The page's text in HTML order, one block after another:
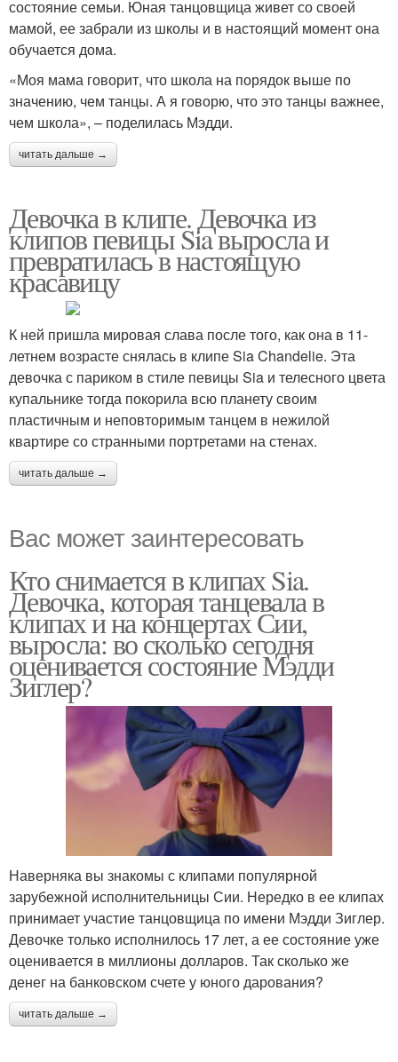
состояние семьи. Юная танцовщица живет со своей
мамой, ее забрали из школы и в настоящий момент она
обучается дома.
«Моя мама говорит, что школа на порядок выше по
значению, чем танцы. А я говорю, что это танцы важнее,
чем школа», – поделилась Мэдди.
читать дальше →
Девочка в клипе. Девочка из
клипов певицы Sia выросла и
превратилась в настоящую
красавицу
К ней пришла мировая слава после того, как она в 11-
летнем возрасте снялась в клипе Sia Chandelie. Эта
девочка с париком в стиле певицы Sia и телесного цвета
купальнике тогда покорила всю планету своим
пластичным и неповторимым танцем в нежилой
квартире со странными портретами на стенах.
читать дальше →
Вас может заинтересовать
Кто снимается в клипах Sia.
Девочка, которая танцевала в
клипах и на концертах Сии,
выросла: во сколько сегодня
оценивается состояние Мэдди
Зиглер?
Наверняка вы знакомы с клипами популярной
зарубежной исполнительницы Сии. Нередко в ее клипах
принимает участие танцовщица по имени Мэдди Зиглер.
Девочке только исполнилось 17 лет, а ее состояние уже
оценивается в миллионы долларов. Так сколько же
денег на банковском счете у юного дарования?
читать дальше →